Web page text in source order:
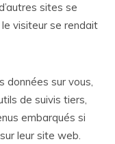
sites se
visiteur se rendait
données sur vous,
de suivis tiers,
embarqués si
leur site web.